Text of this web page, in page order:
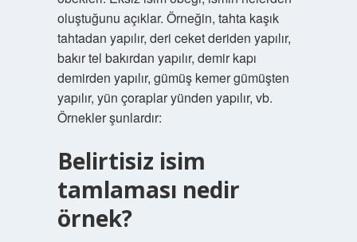
oluştuğunu açıklar. Örneğin, tahta kaşık
tahtadan yapılır, deri ceket deriden yapılır,
bakır tel bakırdan yapılır, demir kapı
demirden yapılır, gümüş kemer gümüşten
yapılır, yün çoraplar yünden yapılır, vb.
Örnekler şunlardır:
Belirtisiz isim
tamlaması nedir
örnek?